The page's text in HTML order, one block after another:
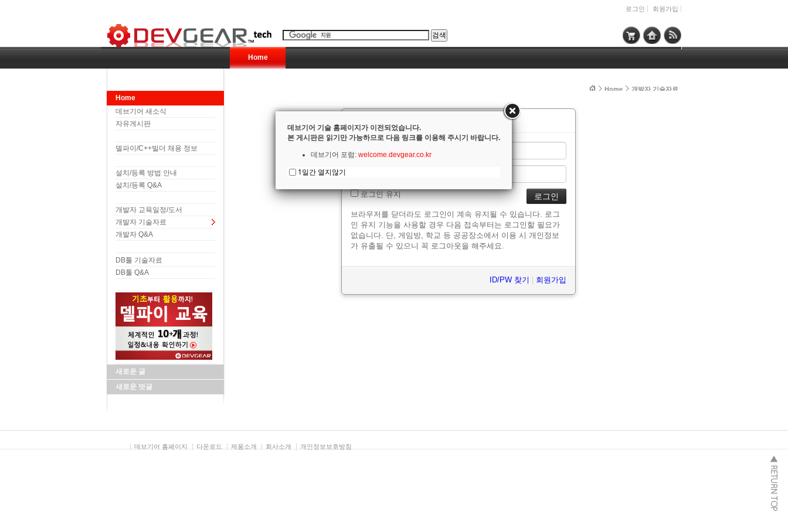
로그인 회원가입
Home
Home
데브기어 새소식
자유게시판
델파이/C++빌더 채용 정보
설치/등록 방법 안내
설치/등록 Q&A
개발자 교육일정/도서
개발자 기술자료
개발자 Q&A
DB툴 기술자료
DB툴 Q&A
새로운 글
새로운 덧글
Home 개발자 기술자료
로그인 유지
브라우저를 닫더라도 로그인이 계속 유지될 수 있습니다. 로그
인 유지 기능을 사용할 경우 다음 접속부터는 로그인할 필요가
없습니다. 단, 게임방, 학교 등 공공장소에서 이용 시 개인정보
가 유출될 수 있으니 꼭 로그아웃을 해주세요.
ID/PW 찾기 회원가입
데브기어 홈페이지 다운로드 제품소개 회사소개 개인정보보호방침
데브기어 기술 홈페이지가 이전되었습니다.
본 게시판은 읽기만 가능하므로 다음 링크를 이용해 주시기 바랍니다.
데브기어 포럼: welcome.devgear.co.kr
1일간 열지않기